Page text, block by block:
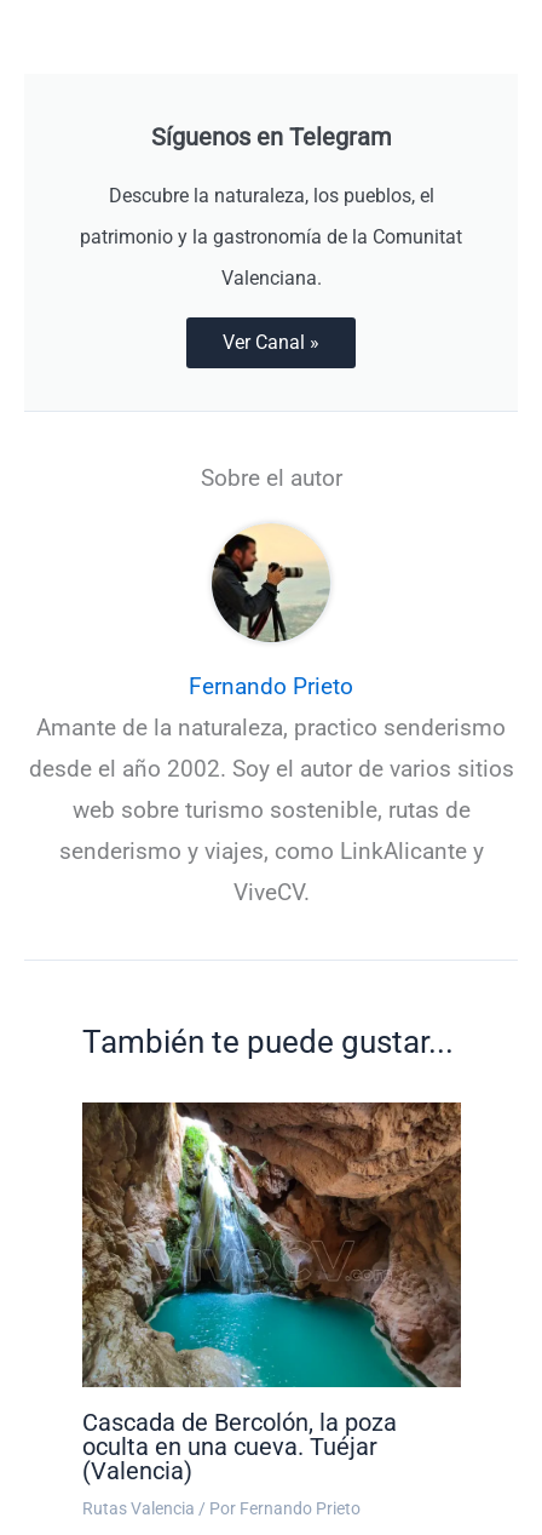
Síguenos en Telegram
Descubre la naturaleza, los pueblos, el
patrimonio y la gastronomía de la Comunitat
Valenciana.
Ver Canal »
Sobre el autor
Fernando Prieto
Amante de la naturaleza, practico senderismo
desde el año 2002. Soy el autor de varios sitios
web sobre turismo sostenible, rutas de
senderismo y viajes, como LinkAlicante y
ViveCV.
También te puede gustar...
Cascada de Bercolón, la poza
oculta en una cueva. Tuéjar
(Valencia)
Rutas Valencia / Por Fernando Prieto